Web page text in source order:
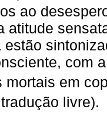
ao
atitude
estão
com
mortais em
livre).